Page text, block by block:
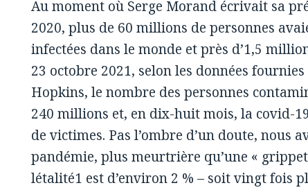
Au moment où Serge Morand écrivait sa
2020, plus de 60 millions de personnes
infectées dans le monde et près d’1,5
23 octobre 2021, selon les données
Hopkins, le nombre des personnes
240 millions et, en dix-huit mois, la covid-
de victimes. Pas l’ombre d’un doute, nous
pandémie, plus meurtrière qu’une «
létalité1 est d’environ 2 % – soit vingt fois